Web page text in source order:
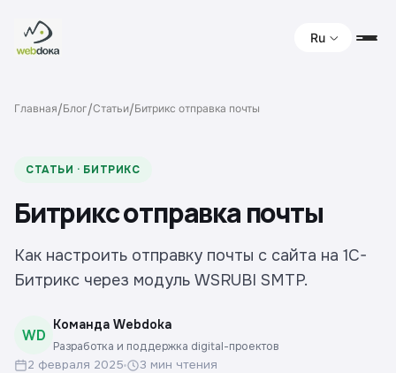
Ru
Главная/Блог/Статьи/Битрикс отправка почты
СТАТЬИ · БИТРИКС
Битрикс отправка почты
Как настроить отправку почты с сайта на 1C-
Битрикс через модуль WSRUBI SMTP.
WD
Команда Webdoka
Разработка и поддержка digital-проектов
2 февраля 2025 3 мин чтения